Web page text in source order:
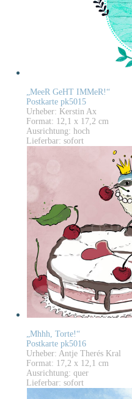
„MeeR GeHT IMMeR!“
Postkarte pk5015
Urheber: Kerstin Ax
Format: 12,1 x 17,2 cm
Ausrichtung: hoch
Lieferbar: sofort
„Mhhh, Torte!“
Postkarte pk5016
Urheber: Antje Therés Kral
Format: 17,2 x 12,1 cm
Ausrichtung: quer
Lieferbar: sofort